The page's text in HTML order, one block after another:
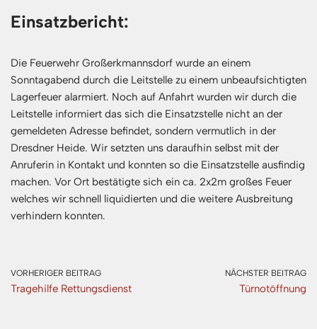
Einsatzbericht:
Die Feuerwehr Großerkmannsdorf wurde an einem
Sonntagabend durch die Leitstelle zu einem unbeaufsichtigten
Lagerfeuer alarmiert. Noch auf Anfahrt wurden wir durch die
Leitstelle informiert das sich die Einsatzstelle nicht an der
gemeldeten Adresse befindet, sondern vermutlich in der
Dresdner Heide. Wir setzten uns daraufhin selbst mit der
Anruferin in Kontakt und konnten so die Einsatzstelle ausfindig
machen. Vor Ort bestätigte sich ein ca. 2x2m großes Feuer
welches wir schnell liquidierten und die weitere Ausbreitung
verhindern konnten.
VORHERIGER BEITRAG
Tragehilfe Rettungsdienst
NÄCHSTER BEITRAG
Türnotöffnung